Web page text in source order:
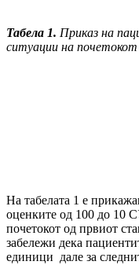
Табела 1. Приказ на
ситуации на
На табелата 1 е
оценките од 100 до 10
по­че­то­кот од првиот
забележи дека
единици дале за